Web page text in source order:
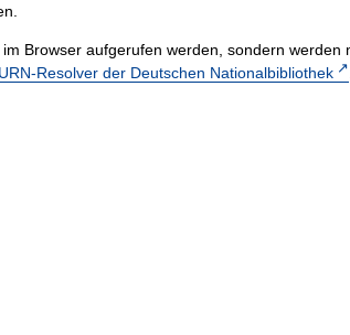
Browser aufgerufen werden, sondern
URN-Resolver der Deutschen Nationalbibliothek